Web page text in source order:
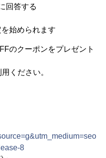
回答する
始められます
のクーポンをプレゼント
ください。
8